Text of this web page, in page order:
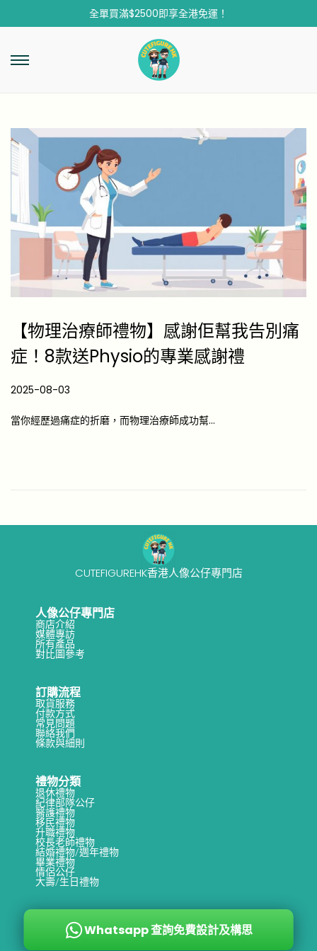
Whatsapp 查詢免費設計及構思
全單買滿$2500即享全港免運！
【物理治療師禮物】感謝佢幫我告別痛
症！8款送Physio的專業感謝禮
P
s
n
2025-08-03
2
-
當你經歷過痛症的折磨，而物理治療師成功幫…
CUTEFIGUREHK香港人像公仔專門店
人像公仔專門店
商店介紹
媒體專訪
所有產品
對比圖參考
訂購流程
取貨服務
付款方式
常見問題
聯絡我們
條款與細則
禮物分類
退休禮物
紀律部隊公仔
醫護禮物
移民禮物
升職禮物
校長老師禮物
結婚禮物/週年禮物
畢業禮物
情侶公仔
大壽/生日禮物